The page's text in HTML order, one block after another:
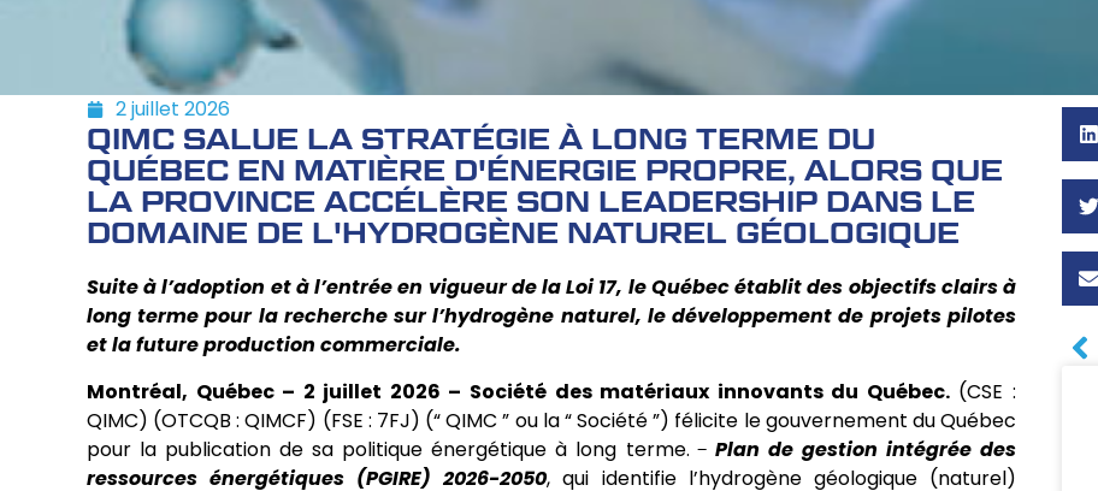
2 juillet 2026
QIMC SALUE LA STRATÉGIE À LONG TERME DU
QUÉBEC EN MATIÈRE D'ÉNERGIE PROPRE, ALORS QUE
LA PROVINCE ACCÉLÈRE SON LEADERSHIP DANS LE
DOMAINE DE L'HYDROGÈNE NATUREL GÉOLOGIQUE
Suite à l’adoption et à l’entrée en vigueur de la Loi 17, le Québec établit des objectifs clairs à
long terme pour la recherche sur l’hydrogène naturel, le développement de projets pilotes
et la future production commerciale.
Montréal, Québec – 2 juillet 2026 – Société des matériaux innovants du Québec.(CSE :
QIMC) (OTCQB : QIMCF) (FSE : 7FJ) (“ QIMC ” ou la “ Société ”) félicite le gouvernement du Québec
pour la publication de sa politique énergétique à long terme.
Plan de gestion intégrée des
ressources énergétiques (PGIRE) 2026-2050, qui identifie l’hydrogène géologique (naturel)